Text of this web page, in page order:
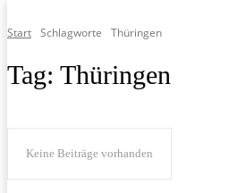
Start Schlagworte Thüringen
Tag: Thüringen
Keine Beiträge vorhanden